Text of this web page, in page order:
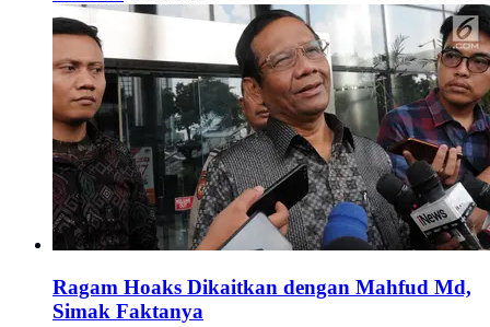
Ragam Hoaks Dikaitkan dengan Mahfud Md,
Simak Faktanya